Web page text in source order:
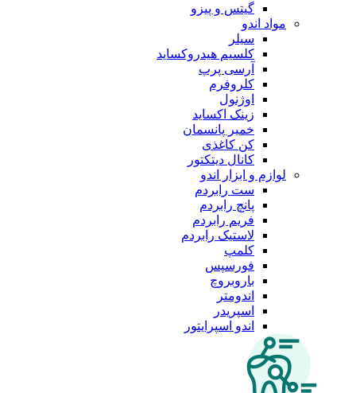
گیتس و پیزو
مواد اندو
سیلر
کلسیم هیدروکساید
آرسی پرپ
کلروفرم
اوژنول
زینک اکساید
خمیر پانسمان
کن کاغذی
کانال دیتکتور
لوازم و ابزار اندو
ست رابردم
پانچ رابردم
فریم رابردم
لاستیک رابردم
کلمپ
فورسپس
باروبروچ
اندومتر
اسپریدر
اندو اسپرایتور